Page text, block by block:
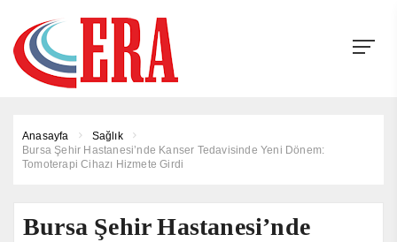
Anasayfa
Sağlık
Bursa Şehir Hastanesi’nde Kanser Tedavisinde Yeni Dönem:
Tomoterapi Cihazı Hizmete Girdi
Bursa Şehir Hastanesi’nde